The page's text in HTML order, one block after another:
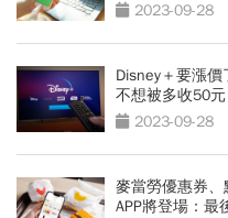
2023-09-28
Disney＋要漲
不想被多收50
2023-09-28
麥當勞優惠券
APP將登場：最